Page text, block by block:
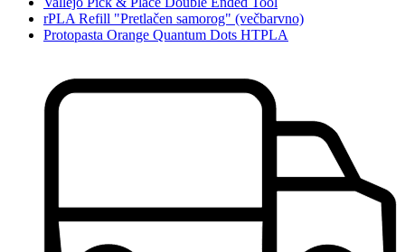
rPLA Refill "Pretlačen samorog" (večbarvno)
Protopasta Orange Quantum Dots HTPLA